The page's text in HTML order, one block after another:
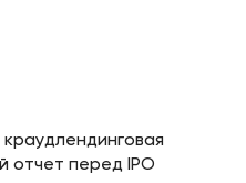
отчет перед IPO